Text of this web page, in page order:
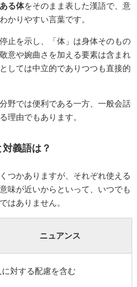
る体をそのまま表した漢語で、意
かりやすい言葉です。
止を示し、「体」は身体そのもの
意や婉曲さを加える要素は含まれ
しては中立的でありつつも直接的
野では便利である一方、一般会話
理由でもあります。
義語は？
つかありますが、それぞれ使える
味が近いからといって、いつでも
はありません。
ニュアンス
に対する配慮を含む